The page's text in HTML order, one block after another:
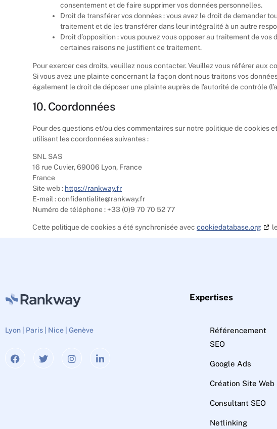
consentement et de faire supprimer vos données personnelles.
Droit de transférer vos données : vous avez le droit de demander
traitement et de les transférer dans leur intégralité à un autre
Droit d’opposition : vous pouvez vous opposer au traitement de
certaines raisons ne justifient ce traitement.
Pour exercer ces droits, veuillez nous contacter. Veuillez vous référer aux
Si vous avez une plainte concernant la façon dont nous traitons vos
également le droit de déposer une plainte auprès de l’autorité de contrôle
10. Coordonnées
Pour des questions et/ou des commentaires sur notre politique de cookies
utilisant les coordonnées suivantes :
SNL SAS
16 rue Cuvier, 69006 Lyon, France
France
Site web : https://rankway.fr
E-mail :confidentialite@rankway.fr
Numéro de téléphone : +33 (0)9 70 70 52 77
Cette politique de cookies a été synchronisée avec cookiedatabase.org
Lyon | Paris | Nice | Genève
Expertises
Référencement
SEO
Google Ads
Création Site Web
Consultant SEO
Netlinking